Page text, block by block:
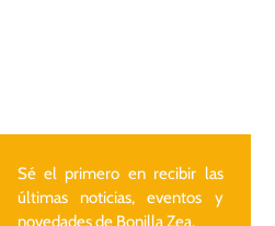
Sé el primero en recibir las
últimas noticias, eventos y
novedades de Bonilla Zea.